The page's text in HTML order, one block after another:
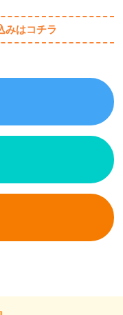
みはコチラ